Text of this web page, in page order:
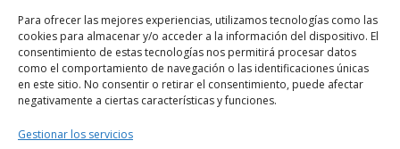
Para ofrecer las mejores experiencias, utilizamos tecnologías como las
cookies para almacenar y/o acceder a la información del dispositivo. El
consentimiento de estas tecnologías nos permitirá procesar datos
como el comportamiento de navegación o las identificaciones únicas
en este sitio. No consentir o retirar el consentimiento, puede afectar
negativamente a ciertas características y funciones.
Gestionar los servicios
Haz clic en «Estoy de acuerdo» para activar
Google maps
Política de cookies
Estoy de acuerdo